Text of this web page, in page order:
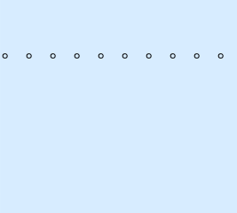
。。。。。。。。。